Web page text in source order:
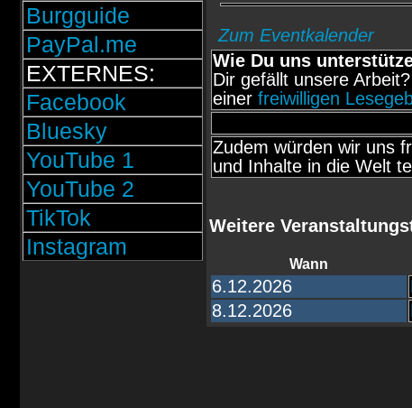
Burgguide
PayPal.me
EXTERNES:
Facebook
Bluesky
YouTube 1
YouTube 2
TikTok
Instagram
Zum Eventkalender
Wie Du uns
Dir gefällt unsere
einer freiwilligen
Zudem würden wir uns
und Inhalte in die Welt
Weitere
Wann
6.12.2026
8.12.2026